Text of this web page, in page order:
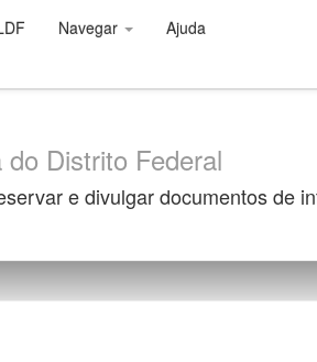
Navegar Ajuda
Distrito Federal
e divulgar documentos de